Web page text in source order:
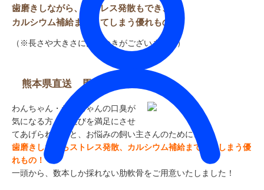
歯磨きしながら、ストレス発散もでき、
カルシウム補給までしてしまう優れもの！
（※長さや大きさにばらつきがございます。）
熊本県直送 馬ろく軟骨
わんちゃん・ねこちゃんの口臭が
気になる方、外遊びを満足にさせ
てあげられないと、お悩みの飼い主さんのために、
歯磨きしながらストレス発散、カルシウム補給までしてしまう優
れもの！
一頭から、数本しか採れない肋軟骨をご用意いたしました！